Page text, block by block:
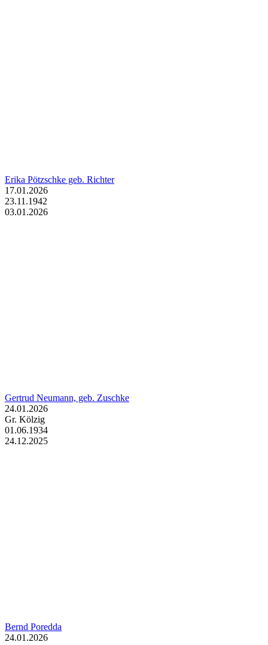
Erika Pötzschke geb. Richter
17.01.2026
23.11.1942
03.01.2026
Gertrud Neumann, geb. Zuschke
24.01.2026
Gr. Kölzig
01.06.1934
24.12.2025
Bernd Poredda
24.01.2026